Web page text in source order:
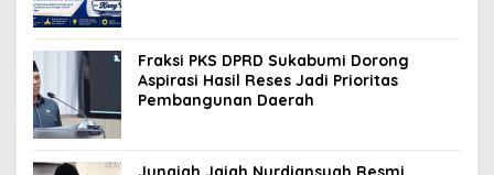
Fraksi PKS DPRD Sukabumi Dorong
Aspirasi Hasil Reses Jadi Prioritas
Pembangunan Daerah